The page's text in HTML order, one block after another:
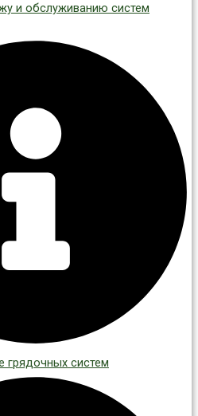
и обслуживанию систем
грядочных систем